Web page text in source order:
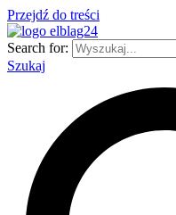
Przejdź do treści
Search for:
Szukaj